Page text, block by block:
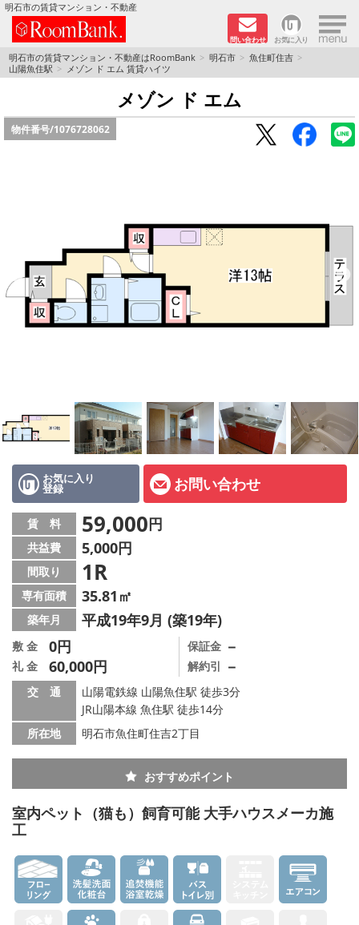
明石市の賃貸マンション・不動産
問い合わせ お気に入り ×
TOPページ
分譲マンションシリーズ
リノベーション物件
路線·駅から探す
地域から探す
地図から探す
スタッフ紹介ページ
LINE公式アカウント
店舗情報·アクセス
会社概要
メールでお問い合わせ
明石市の賃貸マンション・不動産はRoomBank 明石市
魚住町住吉
山陽魚住駅
メゾン ド エム 賃貸ハイツ
メゾン ド エム
物件番号/1076728062
お気に入り
登録 お問い合わせ
賃 料 59,000円
共益費 5,000円
間取り 1R
専有面積 35.81㎡
築年月 平成19年9月 (築19年)
敷 金 0円
礼 金 60,000円
保証金 －
解約引 －
交 通
山陽電鉄線 山陽魚住駅 徒歩3分
JR山陽本線 魚住駅 徒歩14分
所在地
明石市魚住町住吉2丁目
おすすめポイント
室内ペット（猫も）飼育可能 大手ハウスメーカ施
工